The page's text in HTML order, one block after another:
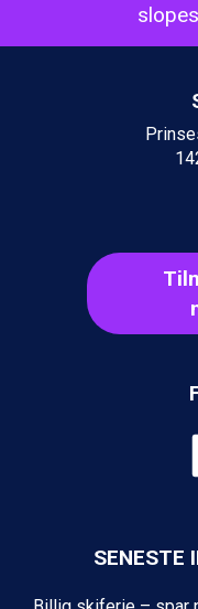
Champoluc fra
Fieberbrunn fra
St. Anton fra
Zell am See fra
Canazei fra DKK
Bad Gastein fra
Sauze dOulx fra
Alleghe fra DKK
Arabba fra DKK
Cervinia fra DKK
Passo Tonale
Saalbach fra DKK
Sestriere fra
Wagrain fra DKK
Ischgl fra DKK
SENESTE